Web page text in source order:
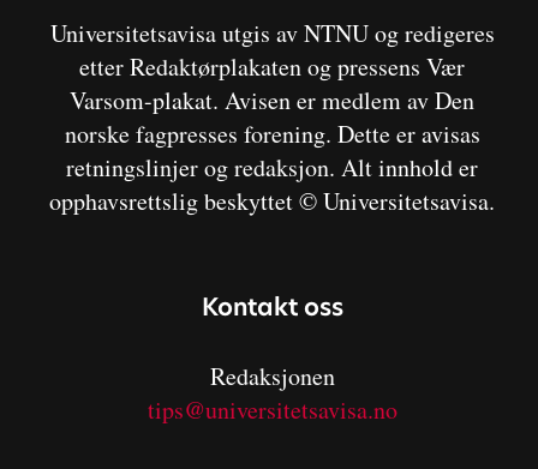
Universitetsavisa utgis av NTNU og redigeres
etter Redaktørplakaten og pressens Vær
Varsom-plakat. Avisen er medlem av Den
norske fagpresses forening. Dette er avisas
retningslinjer og redaksjon. Alt innhold er
opphavsrettslig beskyttet © Universitetsavisa.
Kontakt oss
Redaksjonen
tips@universitetsavisa.no